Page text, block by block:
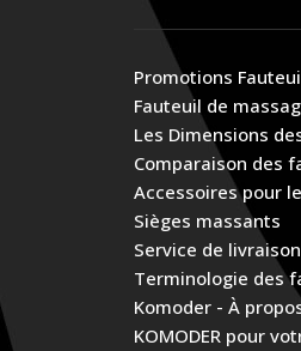
Promotions
Fauteuil de
Les Dimensions
Comparaison des
Accessoires pour
Sièges massants
Service de
Terminologie des
Komoder - À
KOMODER pour